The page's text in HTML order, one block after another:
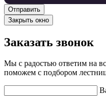
Закрыть окно
Заказать звонок
Мы с радостью ответим на
поможем с подбором